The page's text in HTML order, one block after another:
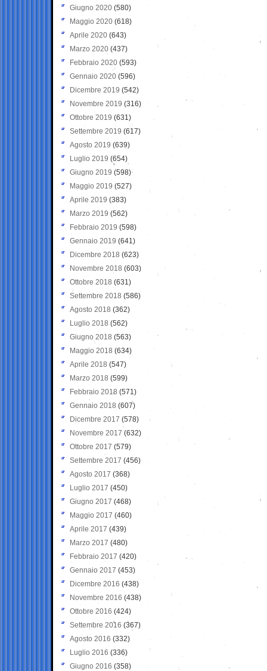
Giugno 2020 (580)
Maggio 2020 (618)
Aprile 2020 (643)
Marzo 2020 (437)
Febbraio 2020 (593)
Gennaio 2020 (596)
Dicembre 2019 (542)
Novembre 2019 (316)
Ottobre 2019 (631)
Settembre 2019 (617)
Agosto 2019 (639)
Luglio 2019 (654)
Giugno 2019 (598)
Maggio 2019 (527)
Aprile 2019 (383)
Marzo 2019 (562)
Febbraio 2019 (598)
Gennaio 2019 (641)
Dicembre 2018 (623)
Novembre 2018 (603)
Ottobre 2018 (631)
Settembre 2018 (586)
Agosto 2018 (362)
Luglio 2018 (562)
Giugno 2018 (563)
Maggio 2018 (634)
Aprile 2018 (547)
Marzo 2018 (599)
Febbraio 2018 (571)
Gennaio 2018 (607)
Dicembre 2017 (578)
Novembre 2017 (632)
Ottobre 2017 (579)
Settembre 2017 (456)
Agosto 2017 (368)
Luglio 2017 (450)
Giugno 2017 (468)
Maggio 2017 (460)
Aprile 2017 (439)
Marzo 2017 (480)
Febbraio 2017 (420)
Gennaio 2017 (453)
Dicembre 2016 (438)
Novembre 2016 (438)
Ottobre 2016 (424)
Settembre 2016 (367)
Agosto 2016 (332)
Luglio 2016 (336)
Giugno 2016 (358)